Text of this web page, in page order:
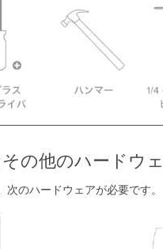
の他のハードウ
次のハードウェアが必要です。